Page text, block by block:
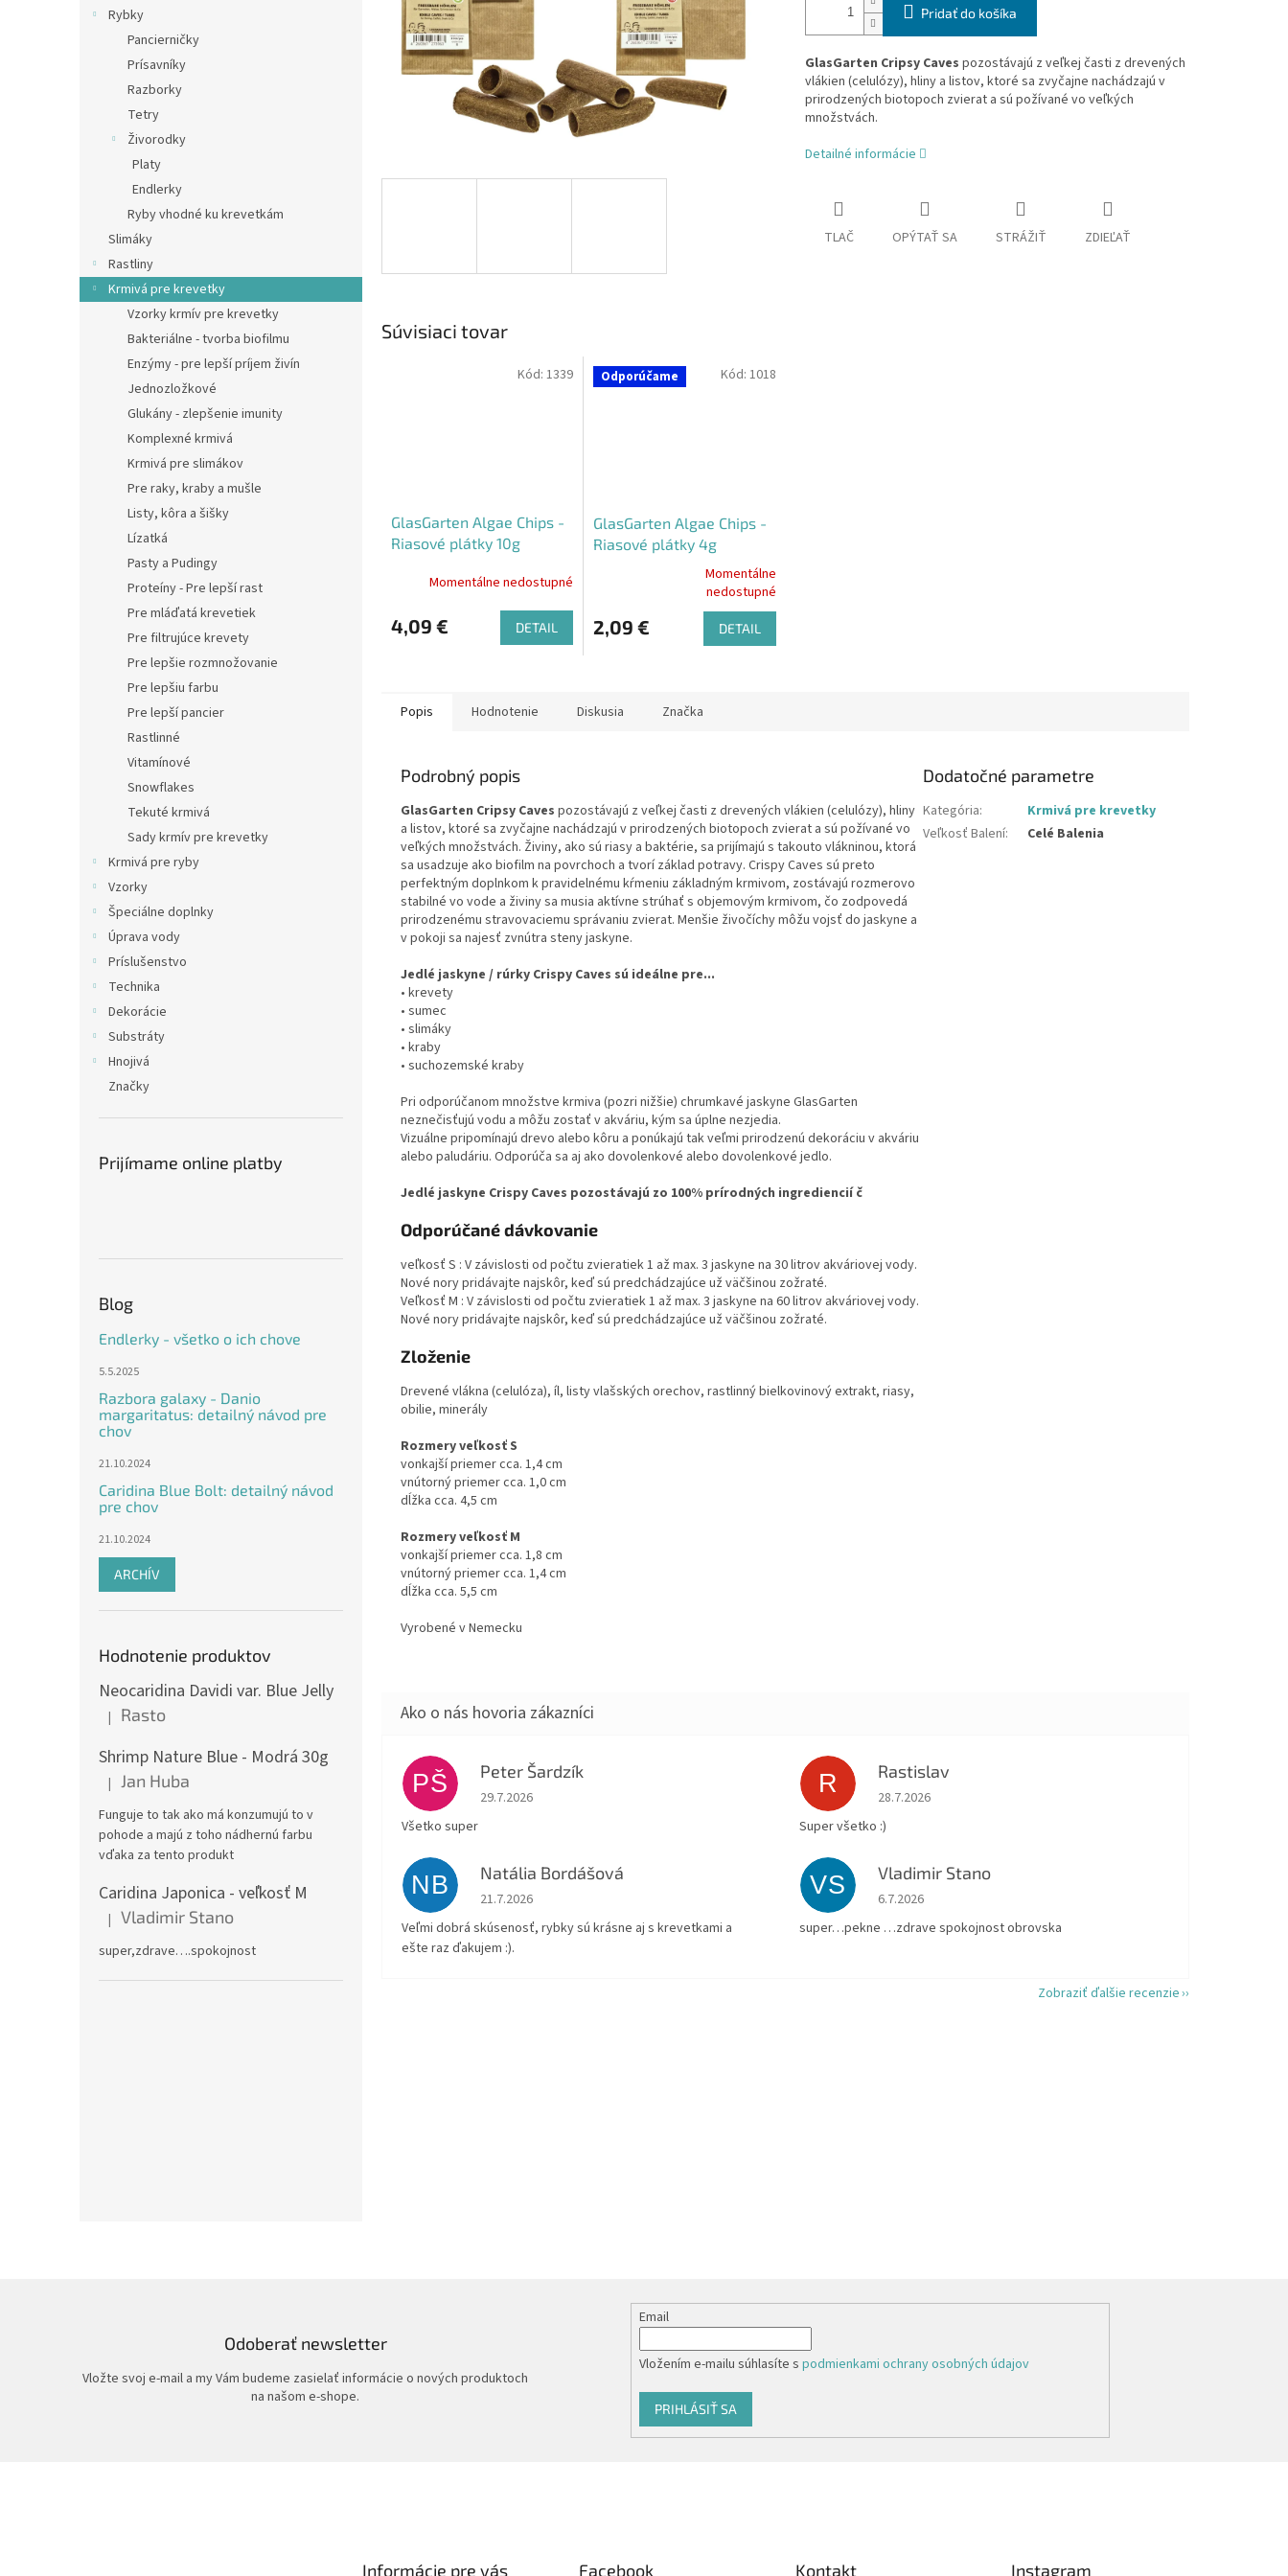
Rybky
Pancierničky
Prísavníky
Razborky
Tetry
Živorodky
Platy
Endlerky
Ryby vhodné ku krevetkám
Slimáky
Rastliny
Krmivá pre krevetky
Vzorky krmív pre krevetky
Bakteriálne - tvorba biofilmu
Enzýmy - pre lepší príjem živín
Jednozložkové
Glukány - zlepšenie imunity
Komplexné krmivá
Krmivá pre slimákov
Pre raky, kraby a mušle
Listy, kôra a šišky
Lízatká
Pasty a Pudingy
Proteíny - Pre lepší rast
Pre mláďatá krevetiek
Pre filtrujúce krevety
Pre lepšie rozmnožovanie
Pre lepšiu farbu
Pre lepší pancier
Rastlinné
Vitamínové
Snowflakes
Tekuté krmivá
Sady krmív pre krevetky
Krmivá pre ryby
Vzorky
Špeciálne doplnky
Úprava vody
Príslušenstvo
Technika
Dekorácie
Substráty
Hnojivá
Značky
Prijímame online platby
Blog
Endlerky - všetko o ich chove
5.5.2025
Razbora galaxy - Danio
margaritatus: detailný návod pre
chov
21.10.2024
Caridina Blue Bolt: detailný návod
pre chov
21.10.2024
ARCHÍV
Hodnotenie produktov
Neocaridina Davidi var. Blue Jelly
Hodnotenie produktu je 5 z 5 hviezdičiek.
| Rasto
Shrimp Nature Blue - Modrá 30g
Hodnotenie produktu je 5 z 5 hviezdičiek.
| Jan Huba
Funguje to tak ako má konzumujú to v
pohode a majú z toho nádhernú farbu
vďaka za tento produkt
Caridina Japonica - veľkosť M
Hodnotenie produktu je 5 z 5 hviezdičiek.
| Vladimir Stano
super,zdrave….spokojnost
Pridať do košíka
GlasGarten Cripsy Caves pozostávajú z veľkej časti z drevených
vlákien (celulózy), hliny a listov, ktoré sa zvyčajne nachádzajú v
prirodzených biotopoch zvierat a sú požívané vo veľkých
množstvách.
Detailné informácie
TLAČ OPÝTAŤ SA STRÁŽIŤ ZDIEĽAŤ
Súvisiaci tovar
GlasGarten Algae Chips -
Riasové plátky 10g
Momentálne nedostupné
4,09 € DETAIL
Kód: 1339 Odporúčame
GlasGarten Algae Chips -
Riasové plátky 4g
produktu
je
hviezdičiek.
Momentálne
nedostupné
2,09 € DETAIL
Kód: 1018
Popis Hodnotenie Diskusia Značka
Podrobný popis
GlasGarten Cripsy Caves pozostávajú z veľkej časti z drevených vlákien (celulózy), hliny
a listov, ktoré sa zvyčajne nachádzajú v prirodzených biotopoch zvierat a sú požívané vo
veľkých množstvách. Živiny, ako sú riasy a baktérie, sa prijímajú s takouto vlákninou, ktorá
sa usadzuje ako biofilm na povrchoch a tvorí základ potravy. Crispy Caves sú preto
perfektným doplnkom k pravidelnému kŕmeniu základným krmivom, zostávajú rozmerovo
stabilné vo vode a živiny sa musia aktívne strúhať s objemovým krmivom, čo zodpovedá
prirodzenému stravovaciemu správaniu zvierat. Menšie živočíchy môžu vojsť do jaskyne a
v pokoji sa najesť zvnútra steny jaskyne.
Jedlé jaskyne / rúrky Crispy Caves sú ideálne pre...
• krevety
• sumec
• slimáky
• kraby
• suchozemské kraby
Pri odporúčanom množstve krmiva (pozri nižšie) chrumkavé jaskyne GlasGarten
neznečisťujú vodu a môžu zostať v akváriu, kým sa úplne nezjedia.
Vizuálne pripomínajú drevo alebo kôru a ponúkajú tak veľmi prirodzenú dekoráciu v akváriu
alebo paludáriu. Odporúča sa aj ako dovolenkové alebo dovolenkové jedlo.
Jedlé jaskyne Crispy Caves pozostávajú zo 100% prírodných ingrediencií č
Odporúčané dávkovanie
veľkosť S : V závislosti od počtu zvieratiek 1 až max. 3 jaskyne na 30 litrov akváriovej vody.
Nové nory pridávajte najskôr, keď sú predchádzajúce už väčšinou zožraté.
Veľkosť M : V závislosti od počtu zvieratiek 1 až max. 3 jaskyne na 60 litrov akváriovej vody.
Nové nory pridávajte najskôr, keď sú predchádzajúce už väčšinou zožraté.
Zloženie
Drevené vlákna (celulóza), íl, listy vlašských orechov, rastlinný bielkovinový extrakt, riasy,
obilie, minerály
Rozmery veľkosť S
vonkajší priemer cca. 1,4 cm
vnútorný priemer cca. 1,0 cm
dĺžka cca. 4,5 cm
Rozmery veľkosť M
vonkajší priemer cca. 1,8 cm
vnútorný priemer cca. 1,4 cm
dĺžka cca. 5,5 cm
Vyrobené v Nemecku
Dodatočné parametre
Kategória:
Krmivá pre krevetky
Veľkosť Balení: Celé Balenia
PŠ Peter Šardzík
Hodnotenie obchodu je 5 z 5 hviezdičiek.
29.7.2026
Všetko super
R Rastislav
Hodnotenie obchodu je 5 z 5 hviezdičiek.
28.7.2026
Super všetko :)
NB Natália Bordášová
Hodnotenie obchodu je 5 z 5 hviezdičiek.
21.7.2026
Veľmi dobrá skúsenosť, rybky sú krásne aj s krevetkami a
ešte raz ďakujem :).
VS Vladimir Stano
Hodnotenie obchodu je 5 z 5 hviezdičiek.
6.7.2026
super…pekne …zdrave spokojnost obrovska
Zobraziť ďalšie recenzie
Odoberať newsletter
Vložte svoj e-mail a my Vám budeme zasielať informácie o nových produktoch
na našom e-shope.
Email
Vložením e-mailu súhlasíte spodmienkami ochrany osobných údajov
PRIHLÁSIŤ SA
Informácie pre vás Facebook Kontakt Instagram